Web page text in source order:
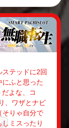
テッドに2回
にふと思った
よな、コ
、ワザとナビ
そりゃ自分で
ミスったり